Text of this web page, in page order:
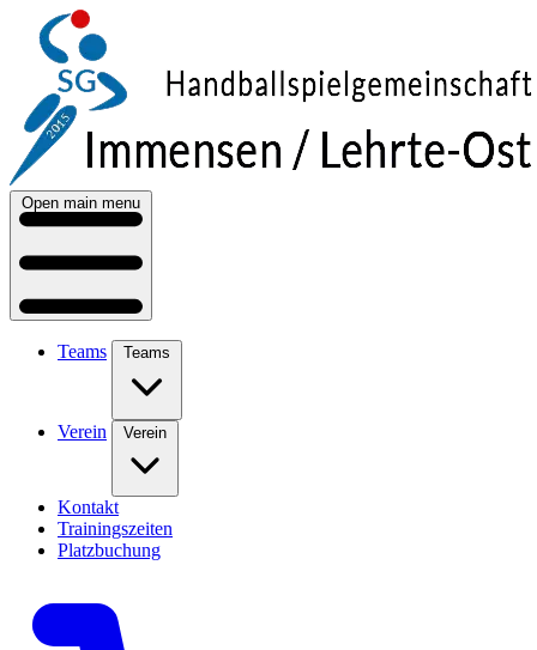
Open main menu
Teams Teams
Verein Verein
Kontakt
Trainingszeiten
Platzbuchung